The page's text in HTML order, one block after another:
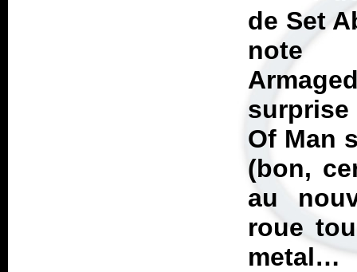
de Set
note
Of Man
(bon,
au
roue
metal…